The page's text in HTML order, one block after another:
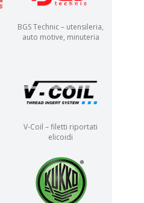
BGS Technic – utensileria,
auto motive, minuteria
V-Coil – filetti riportati
elicoidi